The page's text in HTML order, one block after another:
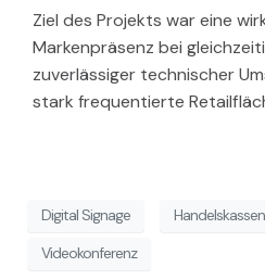
Ziel des Projekts war eine
Markenpräsenz bei
zuverlässiger technischer
stark frequentierte
Digital Signage Handelskassen
Videokonferenz